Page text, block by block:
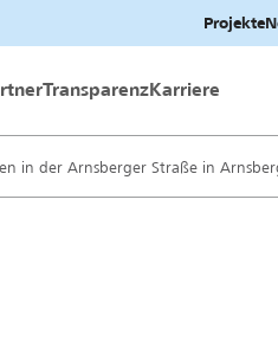
Projekte
Transparenz Karriere
in der Arnsberger Straße in